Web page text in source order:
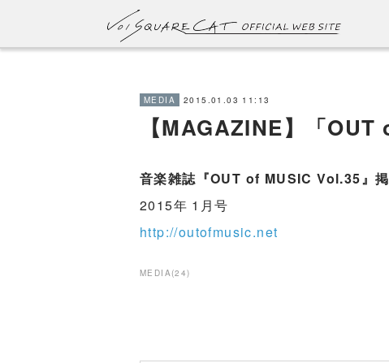
MEDIA 2015.01.03 11:13
【MAGAZINE】「OUT
音楽雑誌『OUT of MUSIC Vol.35』
2015年 1月号
http://outofmusic.net
MEDIA(24)